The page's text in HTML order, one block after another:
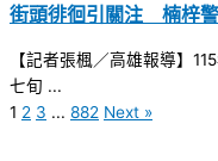
街頭徘徊引關注 楠梓
【記者張楓／高雄報導】
七旬 ...
1 2 3 ... 882 Next »